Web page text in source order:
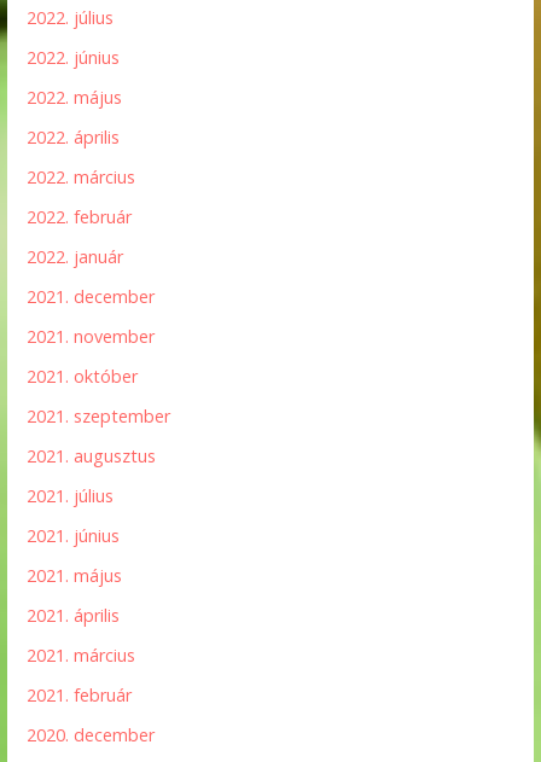
2022. július
2022. június
2022. május
2022. április
2022. március
2022. február
2022. január
2021. december
2021. november
2021. október
2021. szeptember
2021. augusztus
2021. július
2021. június
2021. május
2021. április
2021. március
2021. február
2020. december